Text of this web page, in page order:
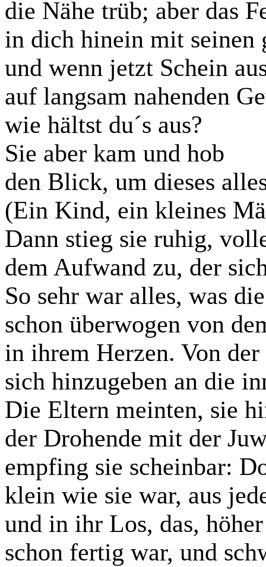
die Nähe trüb; aber das
in dich hinein mit seinen
und wenn jetzt Schein
auf langsam nahenden
wie hältst du´s aus?
Sie aber kam und hob
den Blick, um dieses
(Ein Kind, ein kleines
Dann stieg sie ruhig,
dem Aufwand zu, der
So sehr war alles, was
schon überwogen von
in ihrem Herzen. Von
sich hinzugeben an die
Die Eltern meinten, sie
der Drohende mit der
empfing sie scheinbar:
klein wie sie war, aus
und in ihr Los, das,
schon fertig war, und